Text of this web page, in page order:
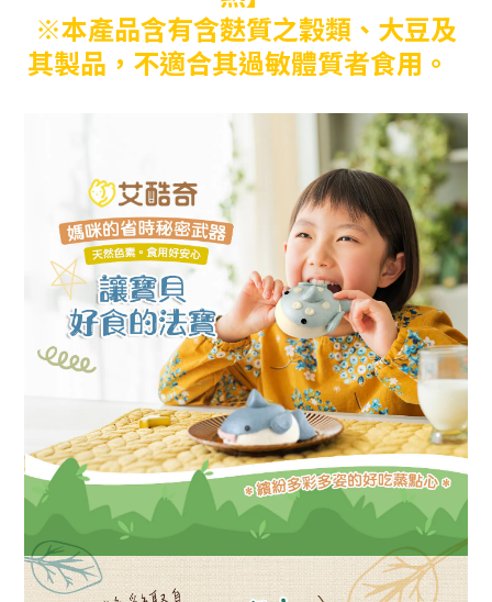
※本產品含有含麩質之穀類、大豆及
其製品，不適合其過敏體質者食用。